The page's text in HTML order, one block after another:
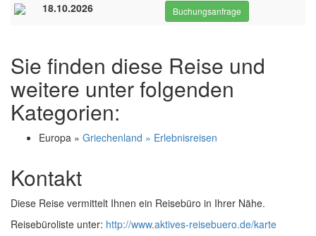
18.10.2026 Buchungsanfrage
Sie finden diese Reise und
weitere unter folgenden
Kategorien:
Europa » Griechenland » Erlebnisreisen
Kontakt
Diese Reise vermittelt Ihnen ein Reisebüro in Ihrer Nähe.
Reisebüroliste unter: http://www.aktives-reisebuero.de/karte